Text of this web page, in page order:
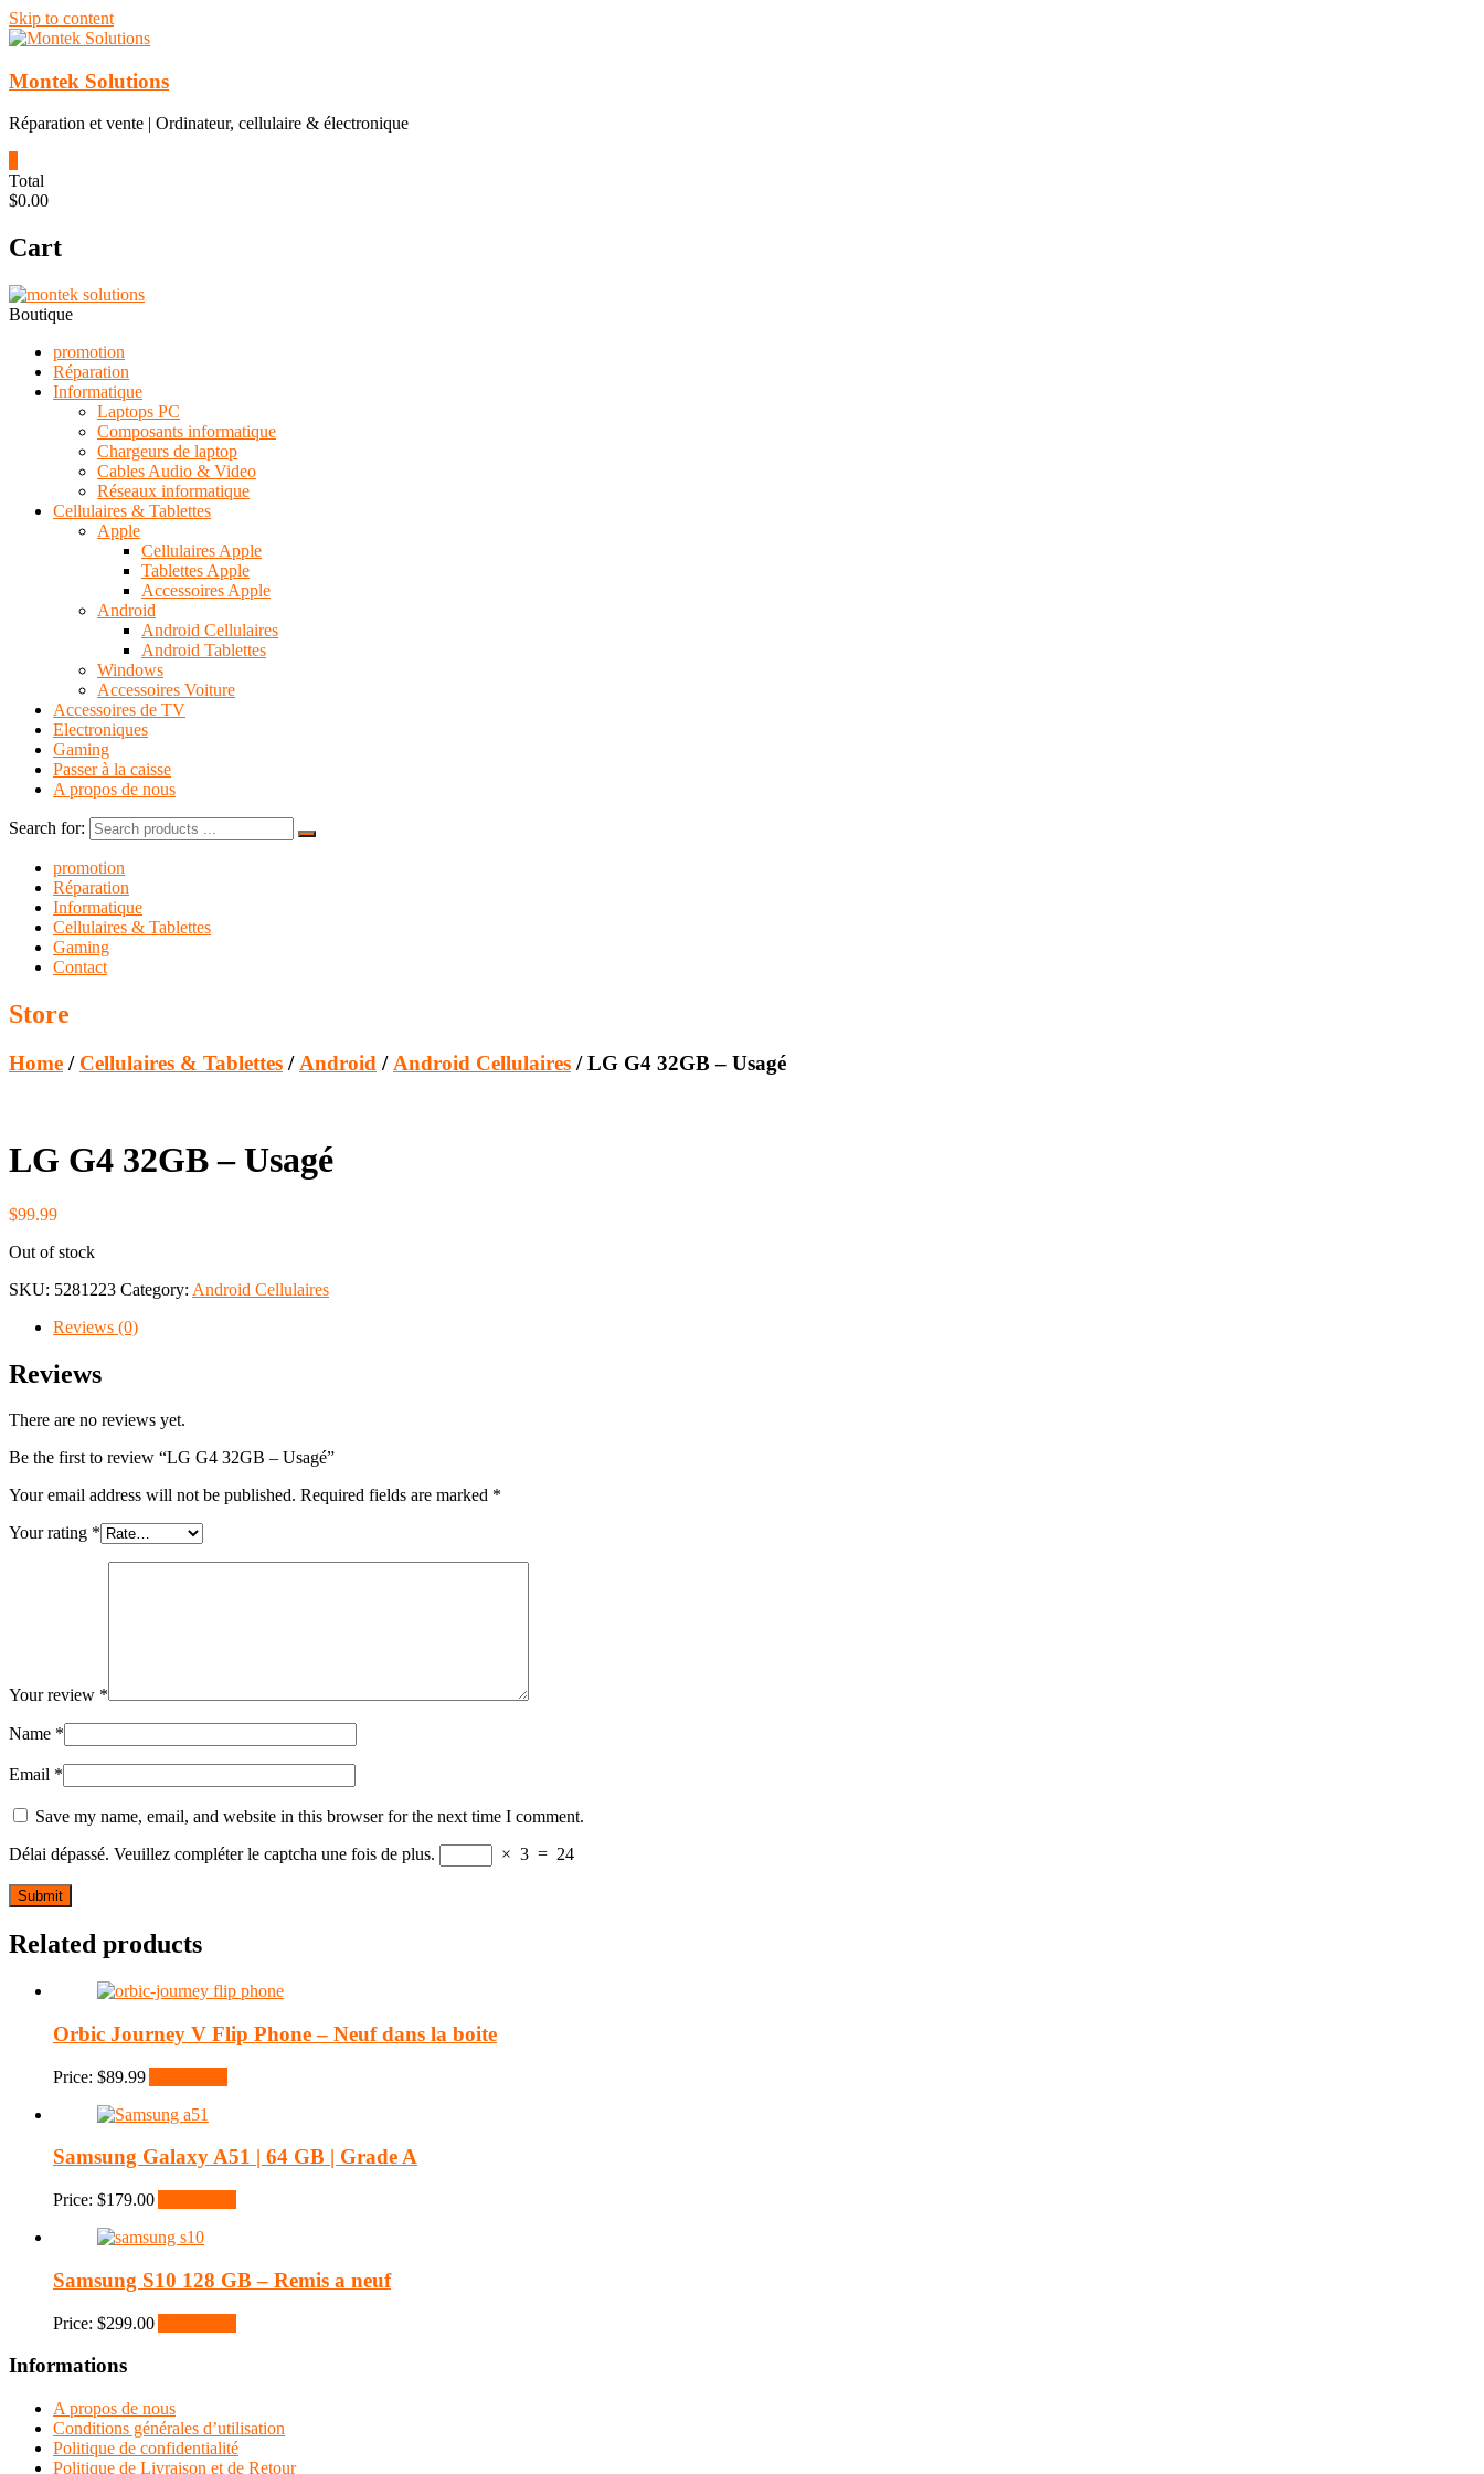
Skip to content
Montek Solutions
Réparation et vente | Ordinateur, cellulaire & électronique
Total
$0.00
Cart
Boutique
promotion
Réparation
Informatique
Laptops PC
Composants informatique
Chargeurs de laptop
Cables Audio & Video
Réseaux informatique
Cellulaires & Tablettes
Apple
Cellulaires Apple
Tablettes Apple
Accessoires Apple
Android
Android Cellulaires
Android Tablettes
Windows
Accessoires Voiture
Accessoires de TV
Electroniques
Gaming
Passer à la caisse
A propos de nous
Search for:
promotion
Réparation
Informatique
Cellulaires & Tablettes
Gaming
Contact
Store
Home / Cellulaires & Tablettes / Android / Android Cellulaires / LG G4 32GB – Usagé
LG G4 32GB – Usagé
$99.99
Out of stock
SKU: 5281223 Category: Android Cellulaires
Reviews (0)
Reviews
There are no reviews yet.
Be the first to review “LG G4 32GB – Usagé”
Your email address will not be published. Required fields are marked *
Your rating *
Your review *
Name *
Email *
Save my name, email, and website in this browser for the next time I comment.
Délai dépassé. Veuillez compléter le captcha une fois de plus.
× 3 = 24
Related products
Orbic Journey V Flip Phone – Neuf dans la boite
Price: $89.99
Samsung Galaxy A51 | 64 GB | Grade A
Price: $179.00
Samsung S10 128 GB – Remis a neuf
Price: $299.00
Informations
A propos de nous
Conditions générales d’utilisation
Politique de confidentialité
Politique de Livraison et de Retour